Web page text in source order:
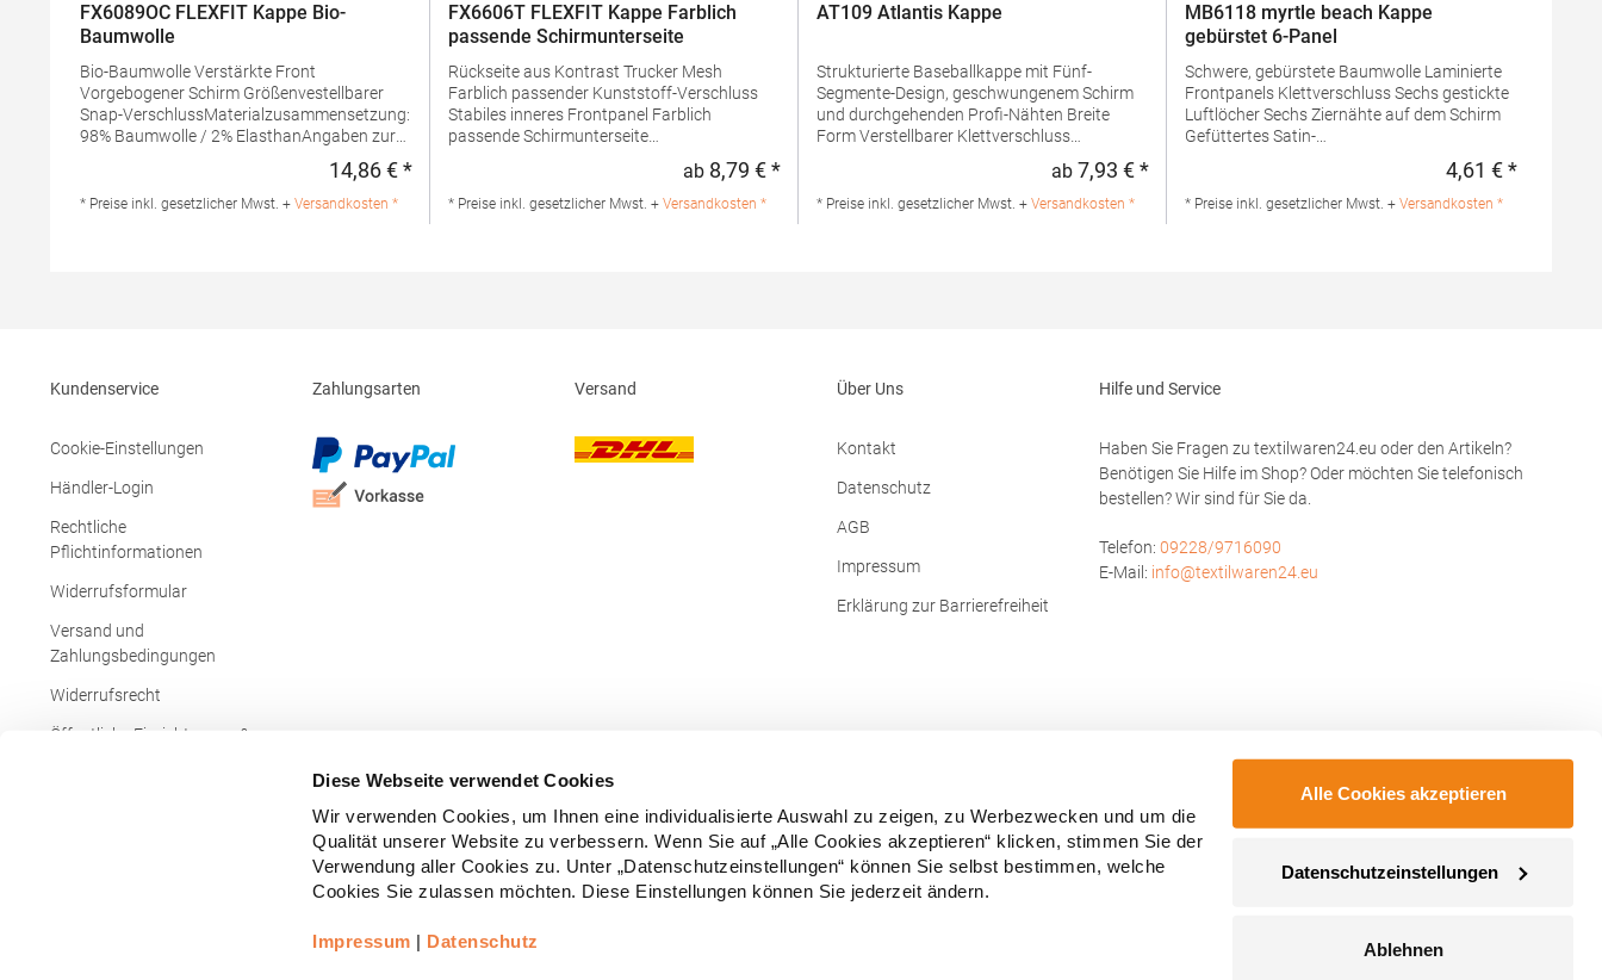
Diese Webseite verwendet Cookies
Wir verwenden Cookies, um Ihnen eine individualisierte Auswahl zu zeigen, zu Werbezwecken und um die
Qualität unserer Website zu verbessern. Wenn Sie auf „Alle Cookies akzeptieren“ klicken, stimmen Sie der
Verwendung aller Cookies zu. Unter „Datenschutzeinstellungen“ können Sie selbst bestimmen, welche
Cookies Sie zulassen möchten. Diese Einstellungen können Sie jederzeit ändern.
Impressum | Datenschutz
Alle Cookies akzeptieren
Datenschutzeinstellungen
Ablehnen
FX6089OC FLEXFIT Kappe Bio-
Baumwolle
Bio-Baumwolle Verstärkte Front
Vorgebogener Schirm Größenvestellbarer
Snap-VerschlussMaterialzusammensetzung:
98% Baumwolle / 2% ElasthanAngaben zur
6089OCHersteller: TB International GmbH
Dr.-Robert-Murjahn-Str. 7 64372 Ober-
Regulärer Preis:
14,86 € *
* Preise inkl. gesetzlicher Mwst. + Versandkosten *
FX6606T FLEXFIT Kappe Farblich
passende Schirmunterseite
Rückseite aus Kontrast Trucker Mesh
Farblich passender Kunststoff-Verschluss
Stabiles inneres Frontpanel Farblich
passende Schirmunterseite
47% Baumwolle / 28% Nylon / 25%
PolyesterAngaben zur
Regulärer Preis:
ab 8,79 € *
* Preise inkl. gesetzlicher Mwst. + Versandkosten *
AT109 Atlantis Kappe
Strukturierte Baseballkappe mit Fünf-
Segmente-Design, geschwungenem Schirm
und durchgehenden Profi-Nähten Breite
Form Verstellbarer Klettverschluss
g/m²Materialzusammensetzung: 100%
PolyesterArtikelname: Fiji CapAngaben zur
Regulärer Preis:
ab 7,93 € *
* Preise inkl. gesetzlicher Mwst. + Versandkosten *
MB6118 myrtle beach Kappe
gebürstet 6-Panel
Schwere, gebürstete Baumwolle Laminierte
Frontpanels Klettverschluss Sechs gestickte
Luftlöcher Sechs Ziernähte auf dem Schirm
Gefüttertes Satin-
Produktsicherheit: Herst.-Nr.:
Regulärer
4,61 € *
* Preise inkl. gesetzlicher Mwst. + Versandkosten *
Kundenservice
Cookie-Einstellungen
Händler-Login
Rechtliche
Pflichtinformationen
Widerrufsformular
Versand und
Zahlungsbedingungen
Widerrufsrecht
Öffentliche Einrichtungen &
Zahlungsarten Versand Über Uns
Kontakt
Datenschutz
AGB
Impressum
Erklärung zur Barrierefreiheit
Hilfe und Service
Haben Sie Fragen zu textilwaren24.eu oder den Artikeln?
Benötigen Sie Hilfe im Shop? Oder möchten Sie telefonisch
bestellen? Wir sind für Sie da.
Telefon: 09228/9716090
E-Mail: info@textilwaren24.eu